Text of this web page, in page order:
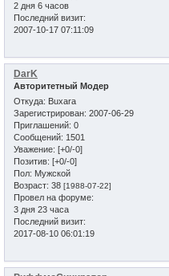
2 дня 6 часов
Последний визит:
2007-10-17 07:11:09
DarK
Авторитетный Модер
Откуда: Buxara
Зарегистрирован: 2007-06-29
Приглашений: 0
Сообщений: 1501
Уважение: [+0/-0]
Позитив: [+0/-0]
Пол: Мужской
Возраст: 38 [1988-07-22]
Провел на форуме:
3 дня 23 часа
Последний визит:
2017-08-10 06:01:19